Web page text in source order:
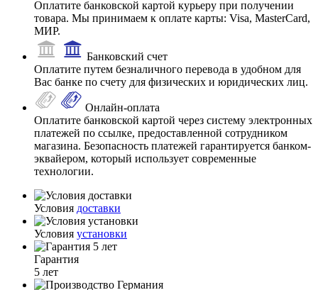
Оплатите банковской картой курьеру при получении
товара. Мы принимаем к оплате карты: Visa, MasterCard,
МИР.
Банковский счет
Оплатите путем безналичного перевода в удобном для
Вас банке по счету для физических и юридических лиц.
Онлайн-оплата
Оплатите банковской картой через систему электронных
платежей по ссылке, предоставленной сотрудником
магазина. Безопасность платежей гарантируется банком-
эквайером, который использует современные
технологии.
Условия доставки
Условия установки
Гарантия
5 лет